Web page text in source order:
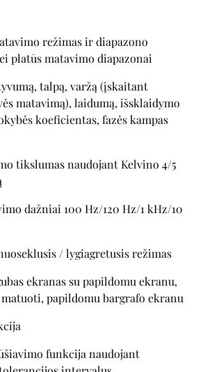
režimas ir diapazono
platūs matavimo diapazonai
talpą, varžą (įskaitant
matavimą), laidumą, išsklaidymo
koeficientas, fazės kampas
tikslumas naudojant Kelvino 4/5
dažniai 100 Hz/120 Hz/1 kHz/10
/ lygiagretusis režimas
ekranas su papildomu ekranu,
papildomu bargrafo ekranu
funkcija naudojant